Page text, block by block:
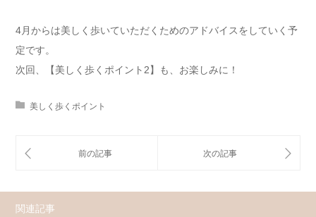
4月からは美しく歩いていただくためのアドバイスをしていく予
定です。
次回、【美しく歩くポイント2】も、お楽しみに！
美しく歩くポイント
関連記事